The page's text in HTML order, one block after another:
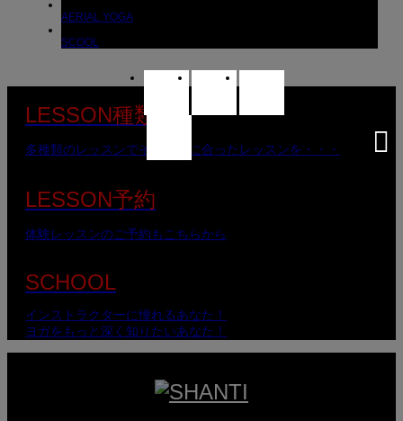
AERIAL YOGA
SCOOL
LESSON種類
多種類のレッスンでそれぞれに合ったレッスンを・・・
LESSON予約
体験レッスンのご予約もこちらから
SCHOOL
インストラクターに憧れるあなた！
ヨガをもっと深く知りたいあなた！